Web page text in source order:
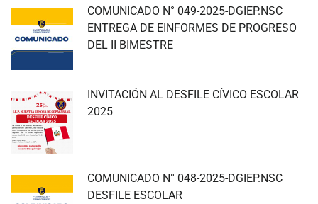
COMUNICADO N° 049-2025-DGIEP.NSC
ENTREGA DE EINFORMES DE PROGRESO
DEL II BIMESTRE
INVITACIÓN AL DESFILE CÍVICO ESCOLAR
2025
COMUNICADO N° 048-2025-DGIEP.NSC
DESFILE ESCOLAR